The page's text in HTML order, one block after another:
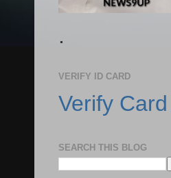
.
VERIFY ID CARD
Verify Card
SEARCH THIS BLOG